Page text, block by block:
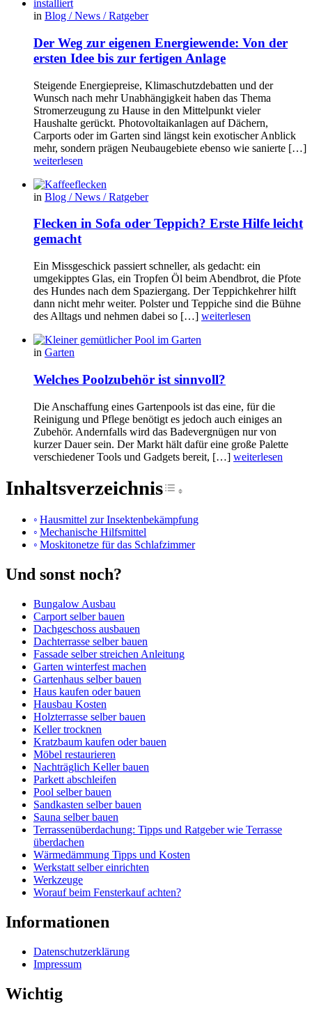
in Blog / News / Ratgeber
Der Weg zur eigenen Energiewende: Von der
ersten Idee bis zur fertigen Anlage
Steigende Energiepreise, Klimaschutzdebatten und der
Wunsch nach mehr Unabhängigkeit haben das Thema
Stromerzeugung zu Hause in den Mittelpunkt vieler
Haushalte gerückt. Photovoltaikanlagen auf Dächern,
Carports oder im Garten sind längst kein exotischer Anblick
mehr, sondern prägen Neubaugebiete ebenso wie sanierte […]
weiterlesen
in Blog / News / Ratgeber
Flecken in Sofa oder Teppich? Erste Hilfe leicht
gemacht
Ein Missgeschick passiert schneller, als gedacht: ein
umgekipptes Glas, ein Tropfen Öl beim Abendbrot, die Pfote
des Hundes nach dem Spaziergang. Der Teppichkehrer hilft
dann nicht mehr weiter. Polster und Teppiche sind die Bühne
des Alltags und nehmen dabei so […] weiterlesen
in Garten
Welches Poolzubehör ist sinnvoll?
Die Anschaffung eines Gartenpools ist das eine, für die
Reinigung und Pflege benötigt es jedoch auch einiges an
Zubehör. Andernfalls wird das Badevergnügen nur von
kurzer Dauer sein. Der Markt hält dafür eine große Palette
verschiedener Tools und Gadgets bereit, […] weiterlesen
InhaltsverzeichnisToggle Table of
Hausmittel zur Insektenbekämpfung
Mechanische Hilfsmittel
Moskitonetze für das Schlafzimmer
Und sonst noch?
Bungalow Ausbau
Carport selber bauen
Dachgeschoss ausbauen
Dachterrasse selber bauen
Fassade selber streichen Anleitung
Garten winterfest machen
Gartenhaus selber bauen
Haus kaufen oder bauen
Hausbau Kosten
Holzterrasse selber bauen
Keller trocknen
Kratzbaum kaufen oder bauen
Möbel restaurieren
Nachträglich Keller bauen
Parkett abschleifen
Pool selber bauen
Sandkasten selber bauen
Sauna selber bauen
Terrassenüberdachung: Tipps und Ratgeber wie Terrasse
überdachen
Wärmedämmung Tipps und Kosten
Werkstatt selber einrichten
Werkzeuge
Worauf beim Fensterkauf achten?
Informationen
Datenschutzerklärung
Impressum
Wichtig